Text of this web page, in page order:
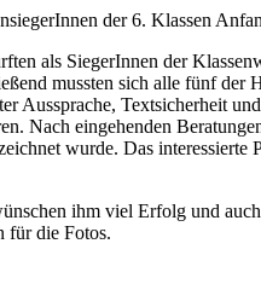
der 6. Klassen
als SiegerInnen der
mussten sich alle fünf
Aussprache, Textsicherheit
Nach eingehenden
wurde. Das
ihm viel Erfolg und
für die Fotos.